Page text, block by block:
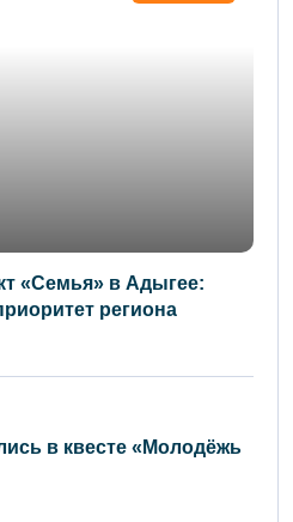
«Семья» в Адыгее:
региона
в квесте «Молодёжь